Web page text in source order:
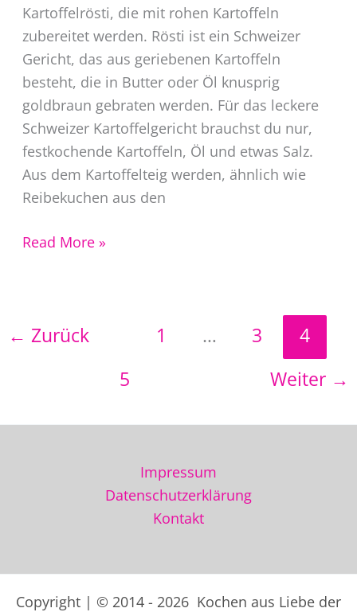
Kartoffelrösti, die mit rohen Kartoffeln
zubereitet werden. Rösti ist ein Schweizer
Gericht, das aus geriebenen Kartoffeln
besteht, die in Butter oder Öl knusprig
goldbraun gebraten werden. Für das leckere
Schweizer Kartoffelgericht brauchst du nur,
festkochende Kartoffeln, Öl und etwas Salz.
Aus dem Kartoffelteig werden, ähnlich wie
Reibekuchen aus den
Rösti
mit
Read More »
← Zurück 1 … 3
4
5
Weiter →
Impressum
Datenschutzerklärung
Kontakt
Copyright | © 2014 - 2026 Kochen aus Liebe der